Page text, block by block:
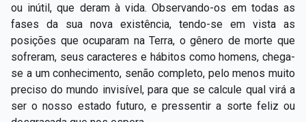
ou inútil, que deram à vida. Observando-os em todas as
fases da sua nova existência, tendo-se em vista as
posições que ocuparam na Terra, o gênero de morte que
sofreram, seus caracteres e hábitos como homens, chega-
se a um conhecimento, senão completo, pelo menos muito
preciso do mundo invisível, para que se calcule qual virá a
ser o nosso estado futuro, e pressentir a sorte feliz ou